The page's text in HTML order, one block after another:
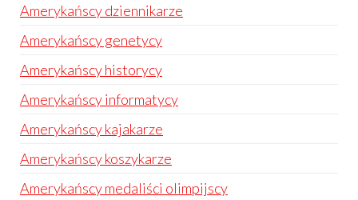
Amerykańscy dziennikarze
Amerykańscy genetycy
Amerykańscy historycy
Amerykańscy informatycy
Amerykańscy kajakarze
Amerykańscy koszykarze
Amerykańscy medaliści olimpijscy